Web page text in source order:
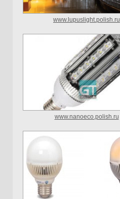
www.lupuslight.polish.ru
www.nanoeco.polish.ru